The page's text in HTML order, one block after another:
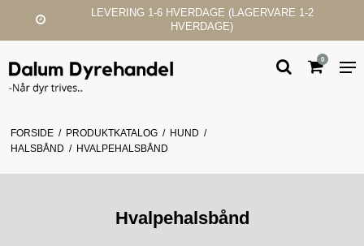
LEVERING 1-6 HVERDAGE (LAGERVARE 1-2
HVERDAGE)
0
FORSIDE / PRODUKTKATALOG / HUND /
HALSBÅND / HVALPEHALSBÅND
Hvalpehalsbånd